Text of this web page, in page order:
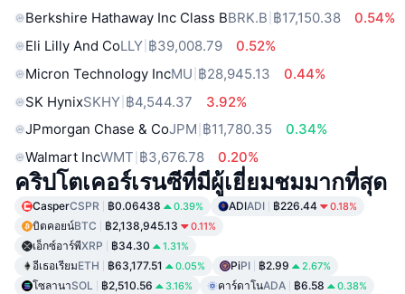
Berkshire Hathaway Inc Class BBRK.B ฿17,150.38
0.54%
Eli Lilly And CoLLY ฿39,008.79
0.52%
Micron Technology IncMU ฿28,945.13
0.44%
SK HynixSKHY ฿4,544.37
3.92%
JPmorgan Chase & CoJPM ฿11,780.35
0.34%
Walmart IncWMT ฿3,676.78 0.20%
คริปโตเคอร์เรนซีที่มีผู้เยี่ยมชมมากที่สุด
CasperCSPR ฿0.06438 0.39% ADIADI ฿226.44 0.18%
บิตคอยน์BTC ฿2,138,945.13 0.11%
เอ็กซ์อาร์พีXRP ฿34.30 1.31%
อีเธอเรียมETH ฿63,177.51 0.05% PiPI ฿2.99 2.67%
โซลานาSOL ฿2,510.56 3.16% คาร์ดาโนADA ฿6.58 0.38%